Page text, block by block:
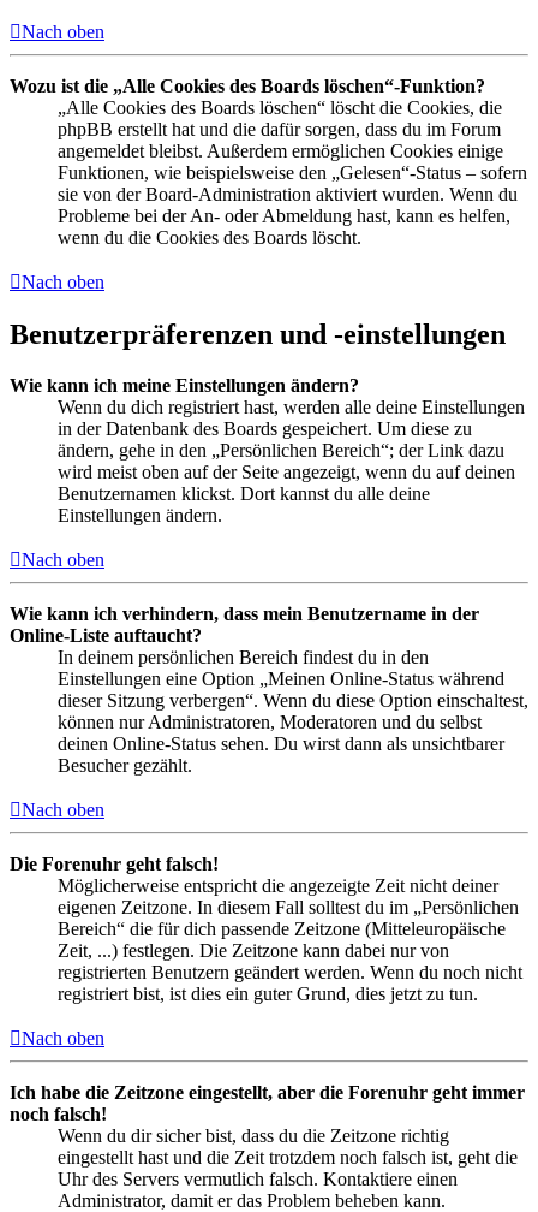
Nach oben
Wozu ist die „Alle Cookies des Boards löschen“-Funktion?
„Alle Cookies des Boards löschen“ löscht die Cookies, die
phpBB erstellt hat und die dafür sorgen, dass du im Forum
angemeldet bleibst. Außerdem ermöglichen Cookies einige
Funktionen, wie beispielsweise den „Gelesen“-Status – sofern
sie von der Board-Administration aktiviert wurden. Wenn du
Probleme bei der An- oder Abmeldung hast, kann es helfen,
wenn du die Cookies des Boards löscht.
Nach oben
Benutzerpräferenzen und -einstellungen
Wie kann ich meine Einstellungen ändern?
Wenn du dich registriert hast, werden alle deine Einstellungen
in der Datenbank des Boards gespeichert. Um diese zu
ändern, gehe in den „Persönlichen Bereich“; der Link dazu
wird meist oben auf der Seite angezeigt, wenn du auf deinen
Benutzernamen klickst. Dort kannst du alle deine
Einstellungen ändern.
Nach oben
Wie kann ich verhindern, dass mein Benutzername in der
Online-Liste auftaucht?
In deinem persönlichen Bereich findest du in den
Einstellungen eine Option „Meinen Online-Status während
dieser Sitzung verbergen“. Wenn du diese Option einschaltest,
können nur Administratoren, Moderatoren und du selbst
deinen Online-Status sehen. Du wirst dann als unsichtbarer
Besucher gezählt.
Nach oben
Die Forenuhr geht falsch!
Möglicherweise entspricht die angezeigte Zeit nicht deiner
eigenen Zeitzone. In diesem Fall solltest du im „Persönlichen
Bereich“ die für dich passende Zeitzone (Mitteleuropäische
Zeit, ...) festlegen. Die Zeitzone kann dabei nur von
registrierten Benutzern geändert werden. Wenn du noch nicht
registriert bist, ist dies ein guter Grund, dies jetzt zu tun.
Nach oben
Ich habe die Zeitzone eingestellt, aber die Forenuhr geht immer
noch falsch!
Wenn du dir sicher bist, dass du die Zeitzone richtig
eingestellt hast und die Zeit trotzdem noch falsch ist, geht die
Uhr des Servers vermutlich falsch. Kontaktiere einen
Administrator, damit er das Problem beheben kann.